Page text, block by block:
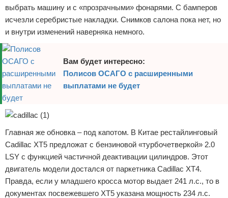
выбрать машину и с «прозрачными» фонарями. С бамперов
исчезли серебристые накладки. Снимков салона пока нет, но
и внутри изменений наверняка немного.
Вам будет интересно:
Полисов ОСАГО с расширенными
выплатами не будет
Главная же обновка – под капотом. В Китае рестайлинговый
Cadillac XT5 предложат с бензиновой «турбочетверкой» 2.0
LSY с функцией частичной деактивации цилиндров. Этот
двигатель модели достался от паркетника Cadillac XT4.
Правда, если у младшего кросса мотор выдает 241 л.с., то в
документах посвежевшего XT5 указана мощность 234 л.с.